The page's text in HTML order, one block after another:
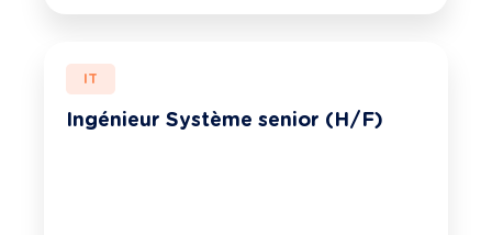
IT
Ingénieur Système senior (H/F)